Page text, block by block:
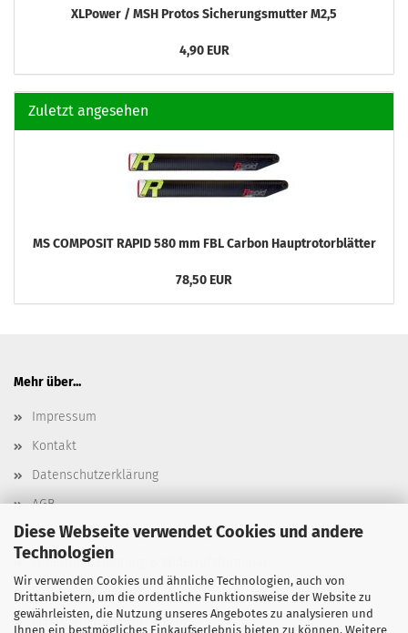
Diese Webseite verwendet Cookies und andere
Technologien
Wir verwenden Cookies und ähnliche Technologien, auch von
Drittanbietern, um die ordentliche Funktionsweise der Website zu
gewährleisten, die Nutzung unseres Angebotes zu analysieren und
Ihnen ein bestmögliches Einkaufserlebnis bieten zu können. Weitere
XLPower / MSH Protos Sicherungsmutter M2,5
4,90 EUR
Zuletzt angesehen
MS COMPOSIT RAPID 580 mm FBL Carbon Hauptrotorblätter
78,50 EUR
Mehr über...
Impressum
Kontakt
Datenschutzerklärung
AGB
Versand- & Zahlungsbedingungen, Versandkosten
Widerrufsbelehrung & Widerrufsformular
Batterieentsorgung
Elektroaltgeräteentsorgung